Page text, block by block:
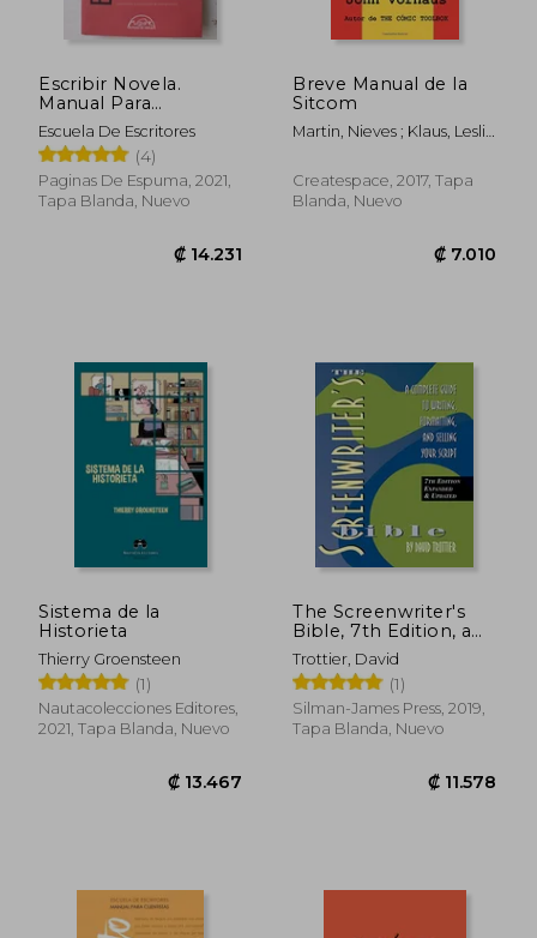
Escribir Novela.
Manual Para
Novelistas
Escuela De Escritores
(4)
Paginas De Espuma, 2021,
Tapa Blanda, Nuevo
₡ 14.231
Breve Manual de la
Sitcom
Martin, Nieves ; Klaus, Leslie
Createspace, 2017, Tapa
Blanda, Nuevo
Sistema de la
Historieta
Thierry Groensteen
(1)
Nautacolecciones Editores,
2021, Tapa Blanda, Nuevo
The Screenwriter's
Bible, 7th Edition, a
Complete Guide to
Writing, Formatting,
and Selling Your
Script (en Inglés)
Trottier, David
(1)
Silman-James Press, 2019,
Tapa Blanda, Nuevo